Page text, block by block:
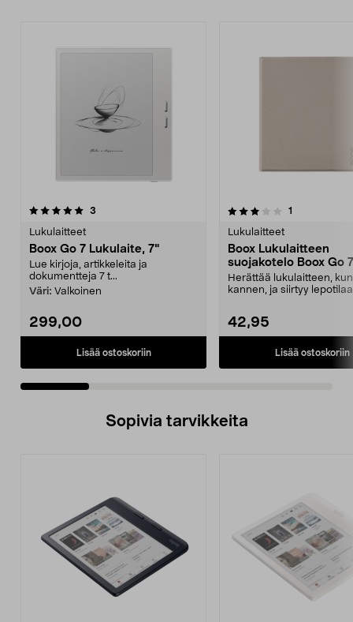
3
Lukulaitteet
Boox Go 7 Lukulaite, 7"
Lue kirjoja, artikkeleita ja
dokumentteja 7 t...
Väri: Valkoinen
299,00
Lisää ostoskoriin
3.0 viidestä
1
Lukulaitteet
Boox Lukulaitteen
suojakotelo Boox Go
Herättää lukulaitteen,
kannen, ja siirtyy
42,95
Lisää ostoskoriin
4.0 viidestä
Sopivia tarvikkeita